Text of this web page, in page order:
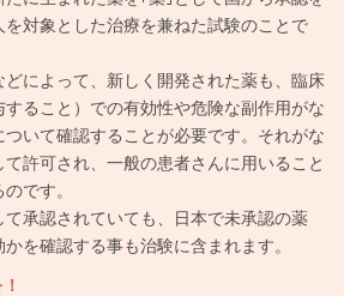
対象とした治療を兼ねた試験のことで
によって、新しく開発された薬も、臨床
すること）での有効性や危険な副作用がな
ついて確認することが必要です。それがな
て許可され、一般の患者さんに用いること
です。
て承認されていても、日本で未承認の薬
を確認する事も治験に含まれます。